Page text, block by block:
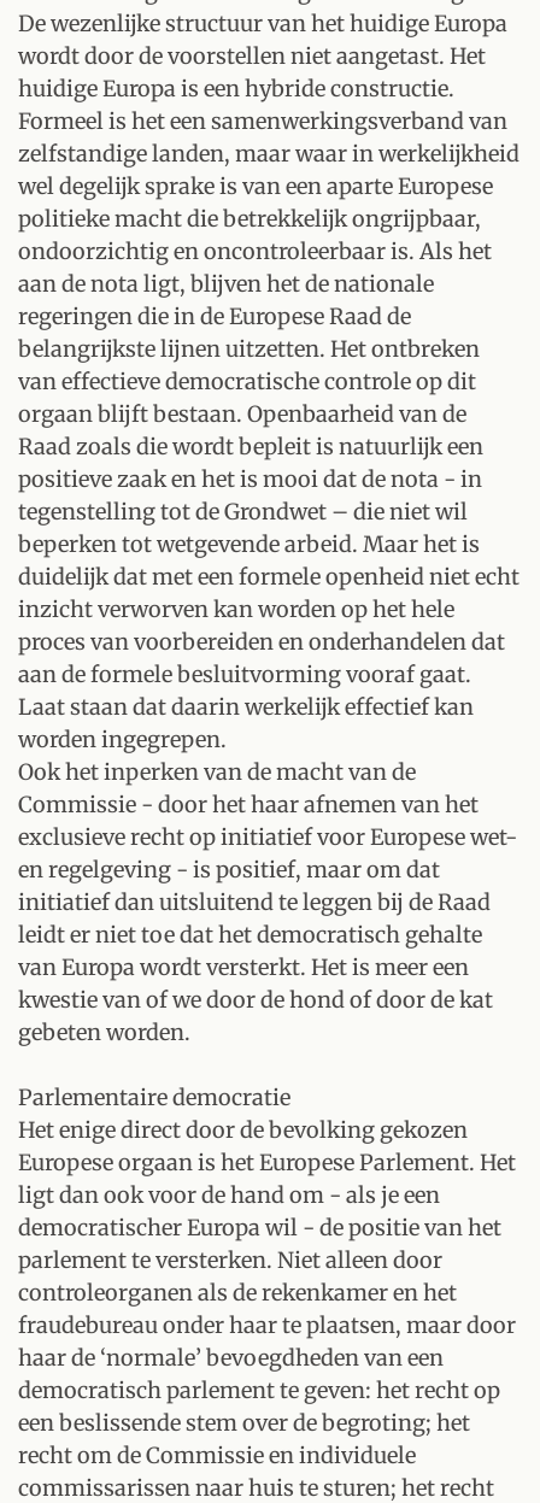
De wezenlijke structuur van het huidige Europa
wordt door de voorstellen niet aangetast. Het
huidige Europa is een hybride constructie.
Formeel is het een samenwerkingsverband van
zelfstandige landen, maar waar in werkelijkheid
wel degelijk sprake is van een aparte Europese
politieke macht die betrekkelijk ongrijpbaar,
ondoorzichtig en oncontroleerbaar is. Als het
aan de nota ligt, blijven het de nationale
regeringen die in de Europese Raad de
belangrijkste lijnen uitzetten. Het ontbreken
van effectieve democratische controle op dit
orgaan blijft bestaan. Openbaarheid van de
Raad zoals die wordt bepleit is natuurlijk een
positieve zaak en het is mooi dat de nota - in
tegenstelling tot de Grondwet – die niet wil
beperken tot wetgevende arbeid. Maar het is
duidelijk dat met een formele openheid niet echt
inzicht verworven kan worden op het hele
proces van voorbereiden en onderhandelen dat
aan de formele besluitvorming vooraf gaat.
Laat staan dat daarin werkelijk effectief kan
worden ingegrepen.
Ook het inperken van de macht van de
Commissie - door het haar afnemen van het
exclusieve recht op initiatief voor Europese wet-
en regelgeving - is positief, maar om dat
initiatief dan uitsluitend te leggen bij de Raad
leidt er niet toe dat het democratisch gehalte
van Europa wordt versterkt. Het is meer een
kwestie van of we door de hond of door de kat
gebeten worden.
Parlementaire democratie
Het enige direct door de bevolking gekozen
Europese orgaan is het Europese Parlement. Het
ligt dan ook voor de hand om - als je een
democratischer Europa wil - de positie van het
parlement te versterken. Niet alleen door
controleorganen als de rekenkamer en het
fraudebureau onder haar te plaatsen, maar door
haar de ‘normale’ bevoegdheden van een
democratisch parlement te geven: het recht op
een beslissende stem over de begroting; het
recht om de Commissie en individuele
commissarissen naar huis te sturen; het recht